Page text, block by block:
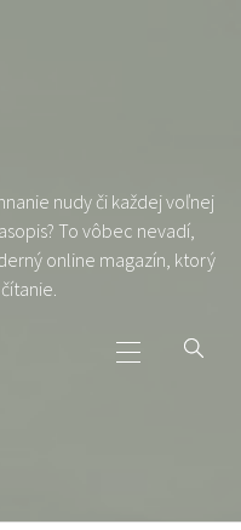
nudy či každej voľnej
To vôbec nevadí,
online magazín, ktorý
Menu